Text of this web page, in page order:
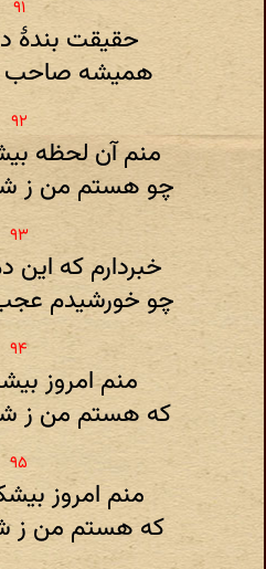
حقیقت بندهٔ
همیشه صاحب
منم آن لحظه
چو هستم من ز
خبردارم که این
چو خورشیدم
منم امروز
که هستم من ز
منم امروز
که هستم من ز